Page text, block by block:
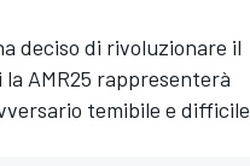
deciso di rivoluzionare il
AMR25 rappresenterà
temibile e difficile